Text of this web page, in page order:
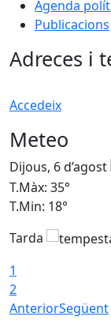
Agenda
Publicacions
Adreces i
Accedeix
Meteo
Dijous, 6 d’agost
T.Màx: 35°
T.Min: 18°
Tarda
1
2
AnteriorSegüent